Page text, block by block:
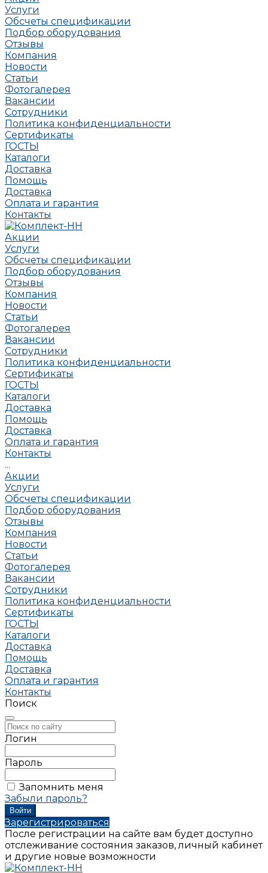
Услуги
Обсчеты спецификации
Подбор оборудования
Отзывы
Компания
Новости
Статьи
Фотогалерея
Вакансии
Сотрудники
Политика конфиденциальности
Сертификаты
ГОСТЫ
Каталоги
Доставка
Помощь
Доставка
Оплата и гарантия
Контакты
Акции
Услуги
Обсчеты спецификации
Подбор оборудования
Отзывы
Компания
Новости
Статьи
Фотогалерея
Вакансии
Сотрудники
Политика конфиденциальности
Сертификаты
ГОСТЫ
Каталоги
Доставка
Помощь
Доставка
Оплата и гарантия
Контакты
...
Акции
Услуги
Обсчеты спецификации
Подбор оборудования
Отзывы
Компания
Новости
Статьи
Фотогалерея
Вакансии
Сотрудники
Политика конфиденциальности
Сертификаты
ГОСТЫ
Каталоги
Доставка
Помощь
Доставка
Оплата и гарантия
Контакты
Поиск
Логин
Пароль
Запомнить меня
Забыли пароль?
Зарегистрироваться
После регистрации на сайте вам будет доступно
отслеживание состояния заказов, личный кабинет
и другие новые возможности